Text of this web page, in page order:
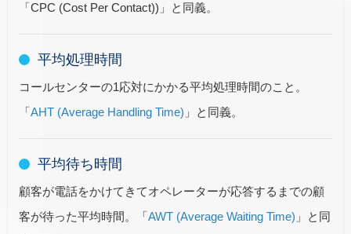
「CPC (Cost Per Contact))」と同義。
平均処理時間
コールセンターの1応対にかかる平均処理時間のこと。
「AHT (Average Handling Time) 」と同義。
平均待ち時間
顧客が電話をかけてきてオペレーターが応答するまでの顧
客が待った平均時間。「AWT (Average Waiting Time) 」と同